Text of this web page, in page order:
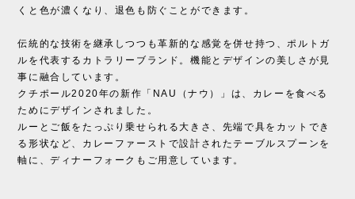
くと色が濃くなり、退色も防ぐことができます。
伝統的な技術を継承しつつも革新的な感覚を併せ持つ、ポルトガ
ルを代表するカトラリーブランド。機能とデザインの美しさが見
事に融合しています。
クチポール2020年の新作「NAU（ナウ）」は、カレーを食べる
ためにデザインされました。
ルーとご飯をたっぷり乗せられる大きさ、先端で具をカットでき
る形状など、カレーファーストで設計されたテーブルスプーンを
軸に、ディナーフォークもご用意しています。